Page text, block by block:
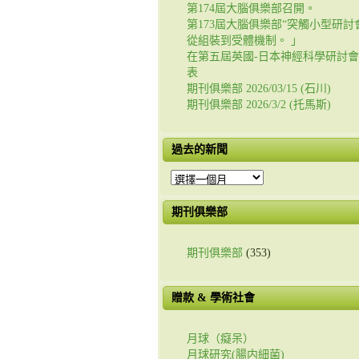
第174屆大腦俱樂部召開。
第173屆大腦俱樂部“突觸小型研討
從組裝到受體機制。 」
在第五屆英國-日本神經科學研討
表
期刊俱樂部 2026/03/15 (石川)
期刊俱樂部 2026/3/2 (托馬斯)
過去的新聞
過
的
新
期刊俱樂部
期刊俱樂部 (353)
贈款 & 學術社會
月球（癡呆）
月球研究(腸内細菌)